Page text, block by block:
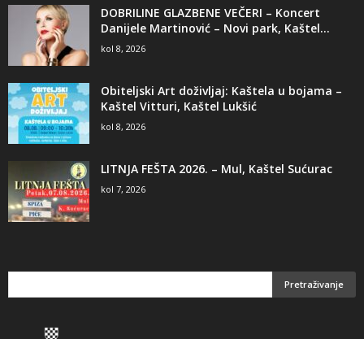
DOBRILINE GLAZBENE VEČERI – Koncert
Danijele Martinović – Novi park, Kaštel...
kol 8, 2026
Obiteljski Art doživljaj: Kaštela u bojama –
Kaštel Vitturi, Kaštel Lukšić
kol 8, 2026
LITNJA FEŠTA 2026. – Mul, Kaštel Sućurac
kol 7, 2026